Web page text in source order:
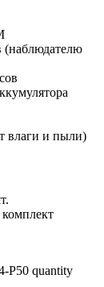
(наблюдателю
влаги и пыли)
P50 quantity